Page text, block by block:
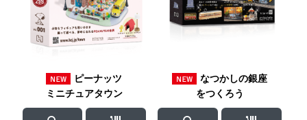
ピーナッツ
ミニチュアタウン
なつかしの銀座
をつくろう